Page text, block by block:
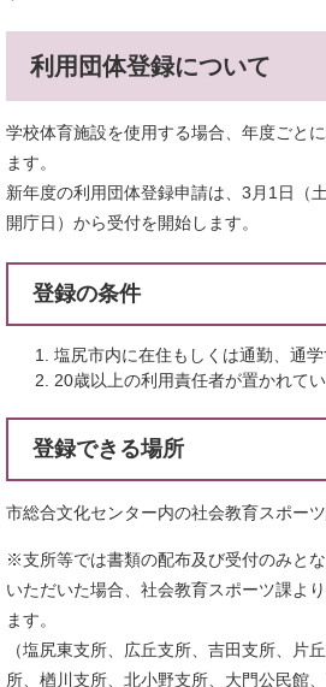
利用団体登録について
学校体育施設を使用する場合、年度ごと
ます。
新年度の利用団体登録申請は、3月1日（
開庁日）から受付を開始します。
登録の条件
塩尻市内に在住もしくは通勤、通
20歳以上の利用責任者が置かれて
登録できる場所
市総合文化センター内の社会教育スポー
※支所等では書類の配布及び受付のみと
いただいた場合、社会教育スポーツ課よ
ます。
（塩尻東支所、広丘支所、吉田支所、片
所、楢川支所、北小野支所、大門公民館、